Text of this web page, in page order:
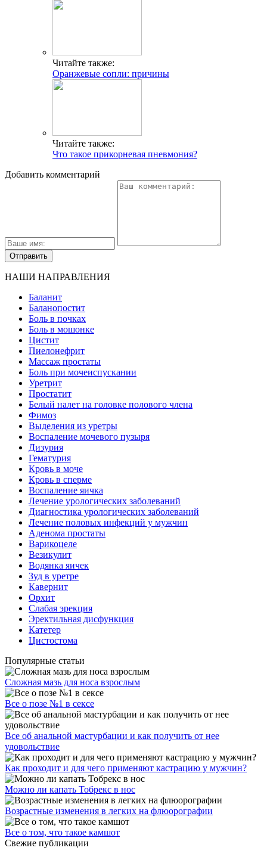
Читайте также:
Оранжевые сопли: причины
Читайте также:
Что такое прикорневая пневмония?
Добавить комментарий
НАШИ НАПРАВЛЕНИЯ
Баланит
Баланопостит
Боль в почках
Боль в мошонке
Цистит
Пиелонефрит
Массаж простаты
Боль при мочеиспускании
Уретрит
Простатит
Белый налет на головке полового члена
Фимоз
Выделения из уретры
Воспаление мочевого пузыря
Дизурия
Гематурия
Кровь в моче
Кровь в сперме
Воспаление яичка
Лечение урологических заболеваний
Диагностика урологических заболеваний
Лечение половых инфекций у мужчин
Аденома простаты
Варикоцеле
Везикулит
Водянка яичек
Зуд в уретре
Кавернит
Орхит
Слабая эрекция
Эректильная дисфункция
Катетер
Цистостома
Популярные статьи
Сложная мазь для носа взрослым
Все о позе №1 в сексе
Все об анальной мастурбации и как получить от нее
удовольствие
Как проходит и для чего применяют кастрацию у мужчин?
Можно ли капать Тобрекс в нос
Возрастные изменения в легких на флюорографии
Все о том, что такое камшот
Свежие публикации